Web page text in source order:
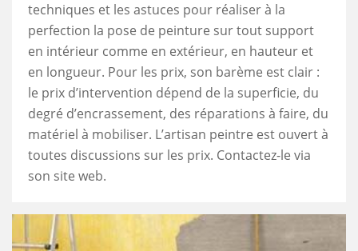
techniques et les astuces pour réaliser à la
perfection la pose de peinture sur tout support
en intérieur comme en extérieur, en hauteur et
en longueur. Pour les prix, son barème est clair :
le prix d’intervention dépend de la superficie, du
degré d’encrassement, des réparations à faire, du
matériel à mobiliser. L’artisan peintre est ouvert à
toutes discussions sur les prix. Contactez-le via
son site web.